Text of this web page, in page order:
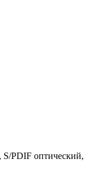
S/PDIF оптический,